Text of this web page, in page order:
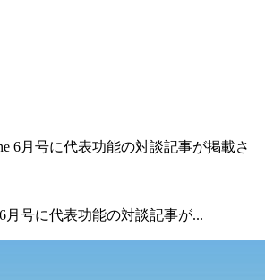
月号に代表功能の対談記事が...